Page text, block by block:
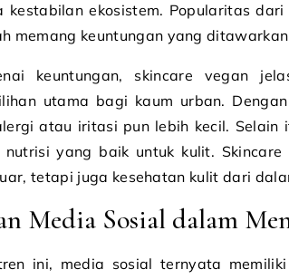
kestabilan ekosistem. Popularitas
memang keuntungan yang
keuntungan, skincare vegan
utama bagi kaum urban.
atau iritasi pun lebih kecil. Selain
yang baik untuk kulit.
tetapi juga kesehatan kulit dari
Media Sosial dalam
ini, media sosial ternyata